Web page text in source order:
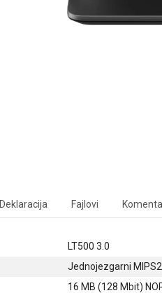
Deklaracija Fajlovi
LT500 3.0
Jednojezgarni
16 MB (128 Mbit)